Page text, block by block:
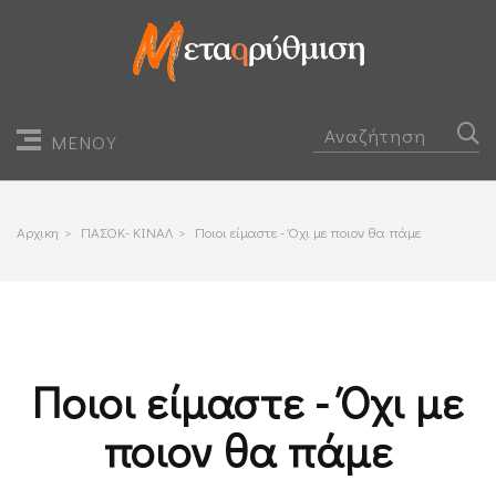
ΜΕΝΟΥ
Αρχικη > ΠΑΣΟΚ- ΚΙΝΑΛ > Ποιοι είμαστε - Όχι με ποιον θα πάμε
Ποιοι είμαστε - Όχι με
ποιον θα πάμε